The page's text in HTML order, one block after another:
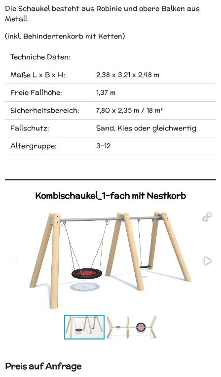
Die Schaukel besteht aus Robinie und obere Balken aus
Metall.
(inkl. Behindertenkorb mit Ketten)
Techniche Daten:
Maße L x B x H:
2,38 x 3,21 x 2,48 m
Freie Fallhöhe:
1,37 m
Sicherheitsbereich:
7,80 x 2,35 m / 18 m²
Fallschutz:
Sand, Kies oder gleichwertig
Altergruppe:
3-12
Kombischaukel_1-fach mit Nestkorb
Preis auf Anfrage